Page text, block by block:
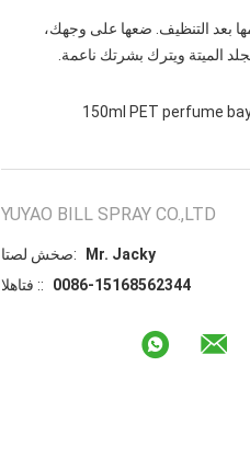
بعد التنظيف. ضعها على وجهك،
الميتة ويترك بشرتك ناعمة.
150ml PET perfume
YUYAO BILL SPRAY CO.,LTD
اتصل شخص:
Mr. Jacky
الهاتف ::
0086-15168562344